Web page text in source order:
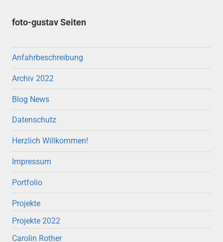
foto-gustav Seiten
Anfahrbeschreibung
Archiv 2022
Blog News
Datenschutz
Herzlich Willkommen!
Impressum
Portfolio
Projekte
Projekte 2022
Carolin Rother